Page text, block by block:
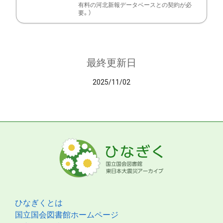
有料の河北新報データベースとの契約が必
要。）
最終更新日
2025/11/02
ひなぎくとは
国立国会図書館ホームページ